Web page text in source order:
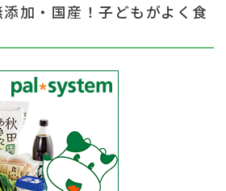
加・国産！子どもがよく食